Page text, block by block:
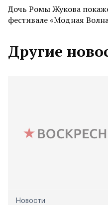
Дочь Ромы Жукова
фестивале «Модная
Другие
Новости